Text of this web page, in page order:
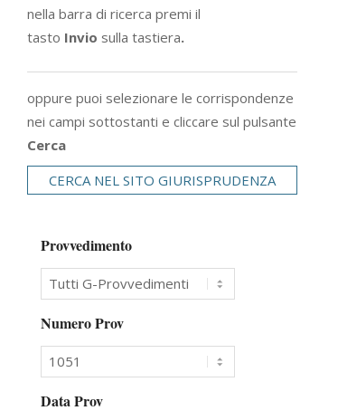
nella barra di ricerca premi il
tasto Invio sulla tastiera.
oppure puoi selezionare le corrispondenze
nei campi sottostanti e cliccare sul pulsante
Cerca
CERCA NEL SITO GIURISPRUDENZA
Provvedimento
Numero Prov
Data Prov